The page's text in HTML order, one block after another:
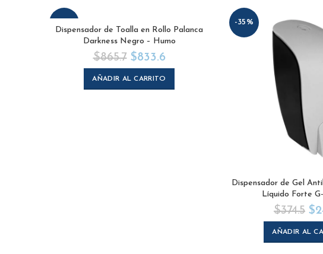
Dispensador de Toalla en Rollo Palanca
Darkness Negro – Humo
$865.7 $833.6
AÑADIR AL CARRITO
-35%
Dispensador de Gel
Líquido Forte
$374.5 $
AÑADIR AL